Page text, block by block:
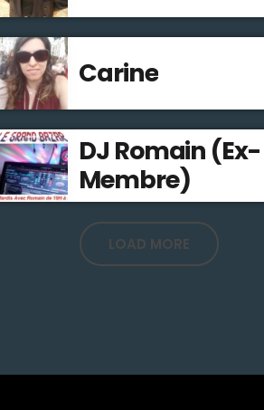
Carine
DJ Romain (Ex-
Membre)
LOAD MORE